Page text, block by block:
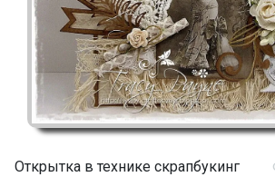
Открытка в технике скрапбукинг